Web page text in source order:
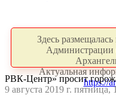
Здесь
Администрации
Актуальная
https://
РВК-Центр» просит
9 августа 2019 г. пятница,